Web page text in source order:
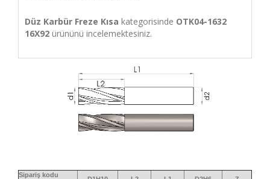
Düz Karbür Freze Kısa kategorisinde OTK04-1632
16X92 ürününü incelemektesiniz.
Sipariş kodu